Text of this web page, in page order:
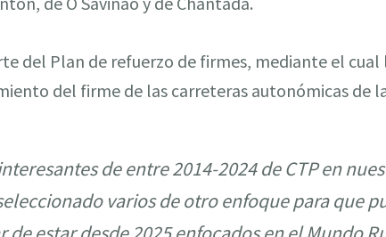
del Plan de refuerzo de firmes, mediante el
del firme de las carreteras autonómicas de
de entre 2014-2024 de CTP en
varios de otro enfoque para que